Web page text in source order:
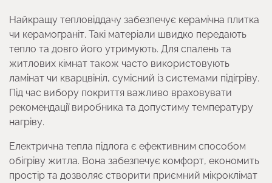
Найкращу тепловіддачу забезпечує керамічна плитка
чи керамограніт. Такі матеріали швидко передають
тепло та довго його утримують. Для спалень та
житлових кімнат також часто використовують
ламінат чи кварцвініл, сумісний із системами підігріву.
Під час вибору покриття важливо враховувати
рекомендації виробника та допустиму температуру
нагріву.
Електрична тепла підлога є ефективним способом
обігріву житла. Вона забезпечує комфорт, економить
простір та дозволяє створити приємний мікроклімат